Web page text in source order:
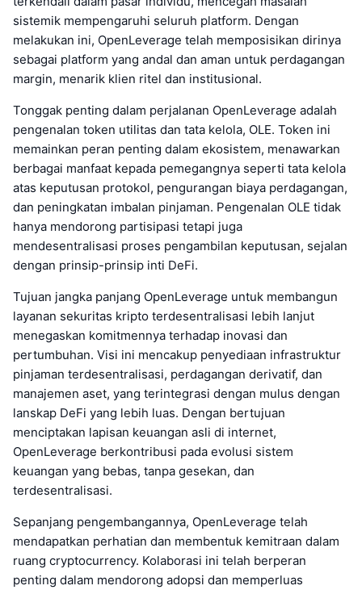
sistemik mempengaruhi seluruh platform. Dengan
melakukan ini, OpenLeverage telah memposisikan dirinya
sebagai platform yang andal dan aman untuk perdagangan
margin, menarik klien ritel dan institusional.
Tonggak penting dalam perjalanan OpenLeverage adalah
pengenalan token utilitas dan tata kelola, OLE. Token ini
memainkan peran penting dalam ekosistem, menawarkan
berbagai manfaat kepada pemegangnya seperti tata kelola
atas keputusan protokol, pengurangan biaya perdagangan,
dan peningkatan imbalan pinjaman. Pengenalan OLE tidak
hanya mendorong partisipasi tetapi juga
mendesentralisasi proses pengambilan keputusan, sejalan
dengan prinsip-prinsip inti DeFi.
Tujuan jangka panjang OpenLeverage untuk membangun
layanan sekuritas kripto terdesentralisasi lebih lanjut
menegaskan komitmennya terhadap inovasi dan
pertumbuhan. Visi ini mencakup penyediaan infrastruktur
pinjaman terdesentralisasi, perdagangan derivatif, dan
manajemen aset, yang terintegrasi dengan mulus dengan
lanskap DeFi yang lebih luas. Dengan bertujuan
menciptakan lapisan keuangan asli di internet,
OpenLeverage berkontribusi pada evolusi sistem
keuangan yang bebas, tanpa gesekan, dan
terdesentralisasi.
Sepanjang pengembangannya, OpenLeverage telah
mendapatkan perhatian dan membentuk kemitraan dalam
ruang cryptocurrency. Kolaborasi ini telah berperan
penting dalam mendorong adopsi dan memperluas